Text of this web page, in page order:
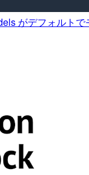
がデフォルト